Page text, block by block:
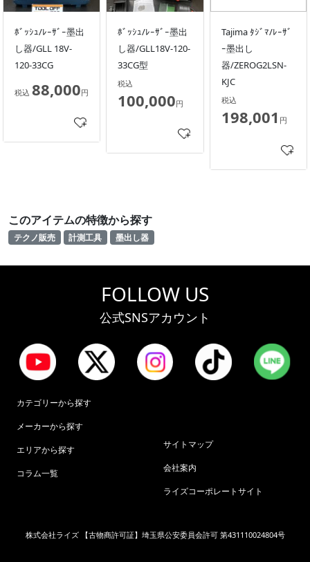
ﾎﾞｯｼｭ/ﾚｰｻﾞｰ墨出
し器/GLL 18V-
120-33CG
税込 88,000円
ﾎﾞｯｼｭ/ﾚｰｻﾞｰ墨出
し器/GLL18V-120-
33CG型
税込
100,000円
Tajima ﾀｼﾞﾏ/ﾚｰｻﾞ
ｰ墨出し
器/ZEROG2LSN-
KJC
税込
198,001 円
このアイテムの特徴から探す
テクノ販売 計測工具 墨出し器
FOLLOW US
公式SNSアカウント
カテゴリーから探す
メーカーから探す
エリアから探す
コラム一覧
サイトマップ
会社案内
ライズコーポレートサイト
株式会社ライズ 【古物商許可証】埼玉県公安委員会許可 第431110024804号